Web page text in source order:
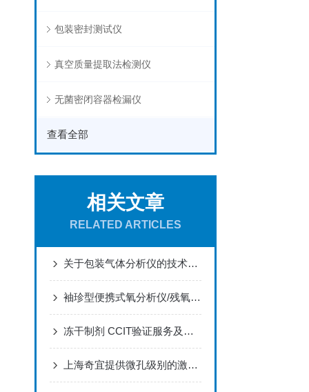
包装密封测试仪
真空质量提取法检测仪
无菌密闭容器检漏仪
查看全部
相关文章
RELATED ARTICLES
关于包装气体分析仪的技术特征你怎么看呢？
袖珍型便携式氧分析仪/残氧仪 可长时间数据录入
冻干制剂 CCIT验证服务及可用设备有哪些
上海奇宜提供微孔级别的激光打孔加工、毛细管、微量管、金属丝制备服务